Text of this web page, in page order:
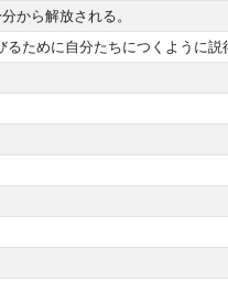
から解放される。
ために自分たちにつくように説